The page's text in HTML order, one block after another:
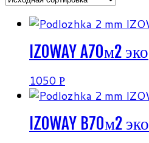
IZOWAY A70м2 эко
1050 Р
IZOWAY B70м2 эко